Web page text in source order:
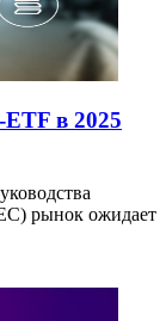
ETF в 2025
рынок ожидает